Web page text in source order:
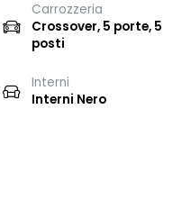
Carrozzeria
Crossover, 5 porte, 5
posti
Interni
Interni Nero